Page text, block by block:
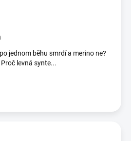
jednom běhu smrdí a merino ne?
levná synte...